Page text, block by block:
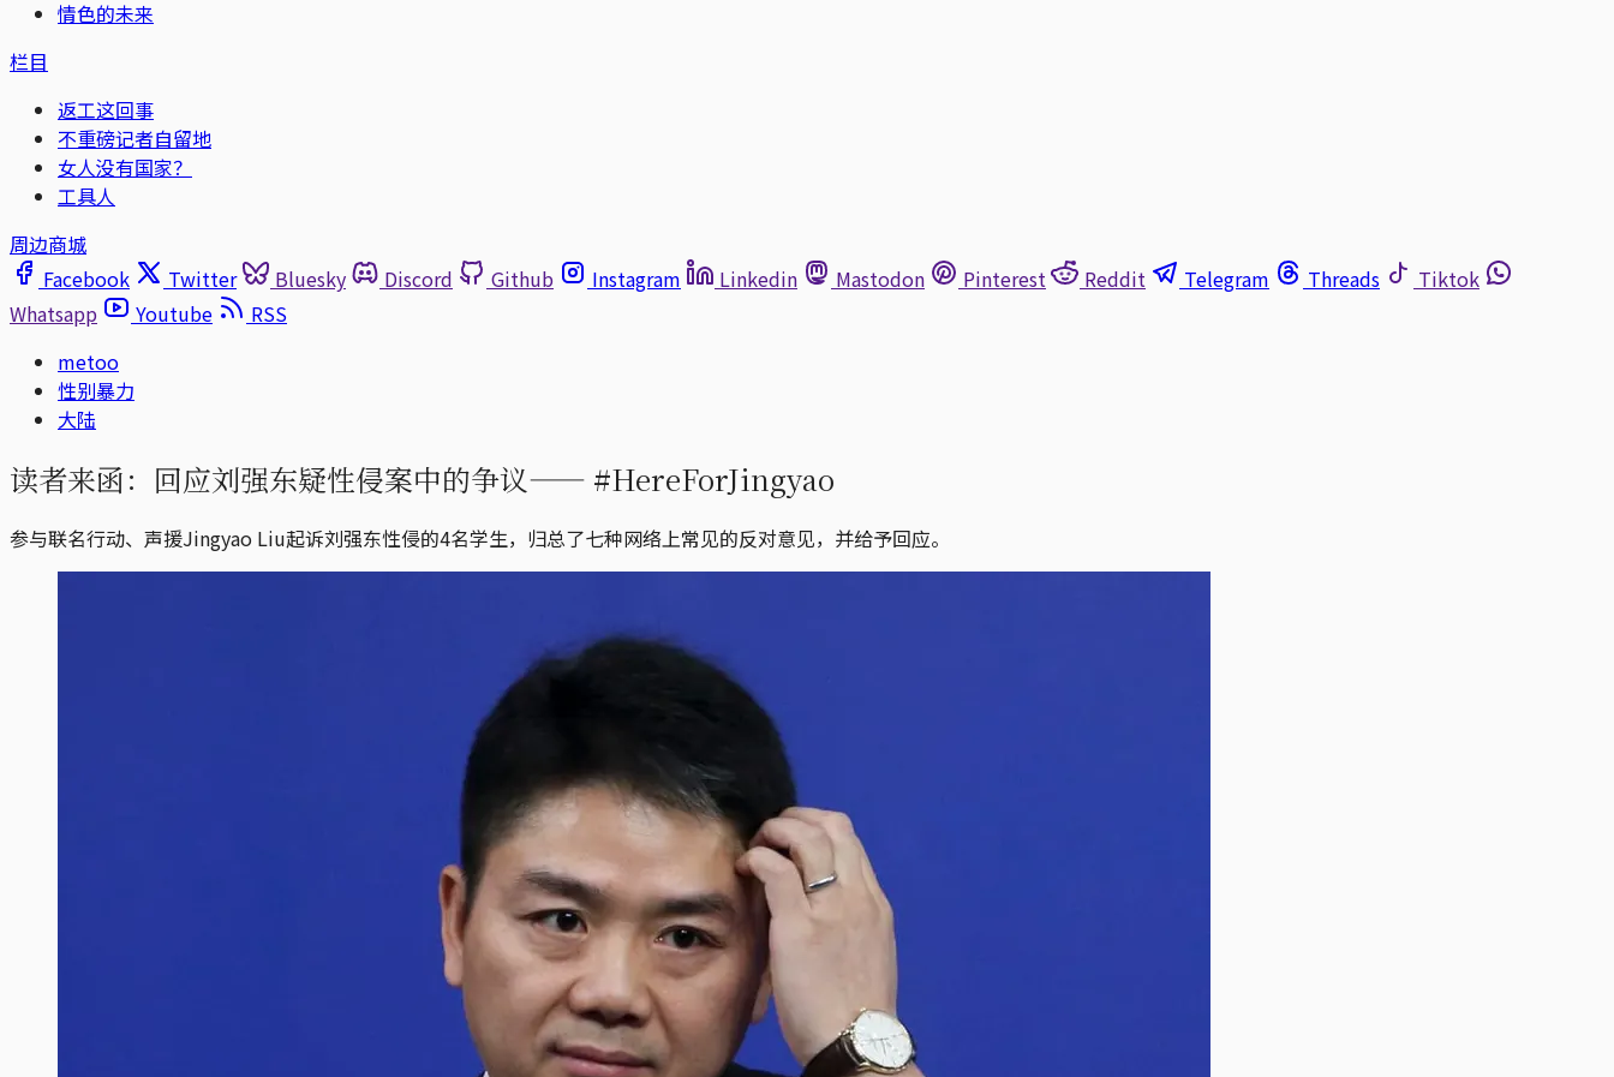
情色的未来
栏目
返工这回事
不重磅记者自留地
女人没有国家？
工具人
周边商城
Facebook
Twitter Bluesky Discord Github Instagram Linkedin Mastodon Pinterest Reddit Telegram Threads
Tiktok
Whatsapp
Youtube
RSS
metoo
性别暴力
大陆
读者来函：回应刘强东疑性侵案中的争议—— #HereForJingyao
参与联名行动、声援Jingyao Liu起诉刘强东性侵的4名学生，归总了七种网络上常见的反对意见，并给予回应。